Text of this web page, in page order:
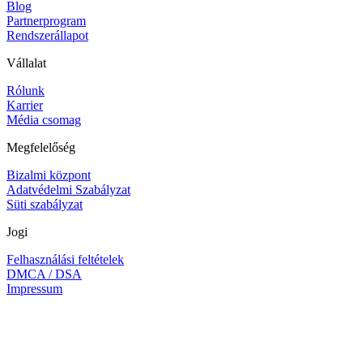
Blog
Partnerprogram
Rendszerállapot
Vállalat
Rólunk
Karrier
Média csomag
Megfelelőség
Bizalmi központ
Adatvédelmi Szabályzat
Süti szabályzat
Jogi
Felhasználási feltételek
DMCA / DSA
Impressum